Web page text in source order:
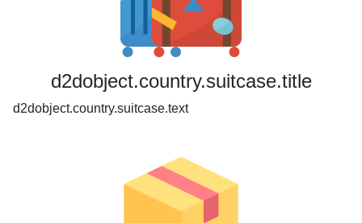
d2dobject.country.suitcase.title
d2dobject.country.suitcase.text